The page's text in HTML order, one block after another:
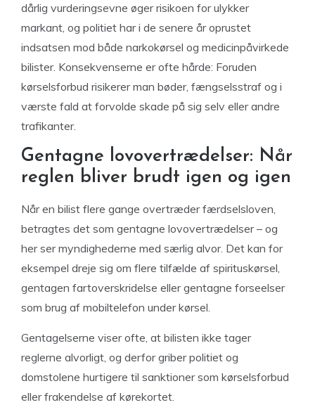
dårlig vurderingsevne øger risikoen for ulykker
markant, og politiet har i de senere år oprustet
indsatsen mod både narkokørsel og medicinpåvirkede
bilister. Konsekvenserne er ofte hårde: Foruden
kørselsforbud risikerer man bøder, fængselsstraf og i
værste fald at forvolde skade på sig selv eller andre
trafikanter.
Gentagne lovovertrædelser: Når
reglen bliver brudt igen og igen
Når en bilist flere gange overtræder færdselsloven,
betragtes det som gentagne lovovertrædelser – og
her ser myndighederne med særlig alvor. Det kan for
eksempel dreje sig om flere tilfælde af spirituskørsel,
gentagen fartoverskridelse eller gentagne forseelser
som brug af mobiltelefon under kørsel.
Gentagelserne viser ofte, at bilisten ikke tager
reglerne alvorligt, og derfor griber politiet og
domstolene hurtigere til sanktioner som kørselsforbud
eller frakendelse af kørekortet.